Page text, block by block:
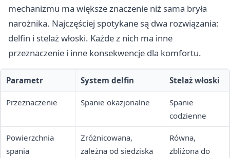
mechanizmu ma większe znaczenie niż sama bryła
narożnika. Najczęściej spotykane są dwa rozwiązania:
delfin i stelaż włoski. Każde z nich ma inne
przeznaczenie i inne konsekwencje dla komfortu.
Parametr System delfin Stelaż włoski
Przeznaczenie Spanie okazjonalne
Spanie
codzienne
Powierzchnia
spania
Zróżnicowana,
zależna od siedziska
Równa,
zbliżona do